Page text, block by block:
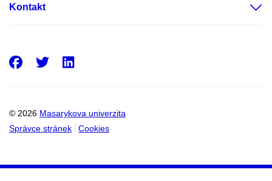
Kontakt
© 2026 Masarykova univerzita
Správce stránek
Cookies
Facebook
Twitter